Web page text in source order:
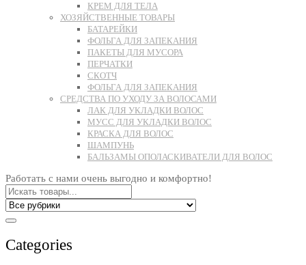
КРЕМ ДЛЯ ТЕЛА
ХОЗЯЙСТВЕННЫЕ ТОВАРЫ
БАТАРЕЙКИ
ФОЛЬГА ДЛЯ ЗАПЕКАНИЯ
ПАКЕТЫ ДЛЯ МУСОРА
ПЕРЧАТКИ
СКОТЧ
ФОЛЬГА ДЛЯ ЗАПЕКАНИЯ
СРЕДСТВА ПО УХОДУ ЗА ВОЛОСАМИ
ЛАК ДЛЯ УКЛАДКИ ВОЛОС
МУСС ДЛЯ УКЛАДКИ ВОЛОС
КРАСКА ДЛЯ ВОЛОС
ШАМПУНЬ
БАЛЬЗАМЫ ОПОЛАСКИВАТЕЛИ ДЛЯ ВОЛОС
Работать с нами очень выгодно и комфортно!
Categories